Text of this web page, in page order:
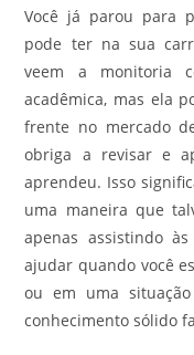
Você já parou para
pode ter na sua
veem a monitoria
acadêmica, mas ela
frente no mercado
obriga a revisar e
aprendeu. Isso
uma maneira que
apenas assistindo
ajudar quando você
ou em uma
conhecimento sólido